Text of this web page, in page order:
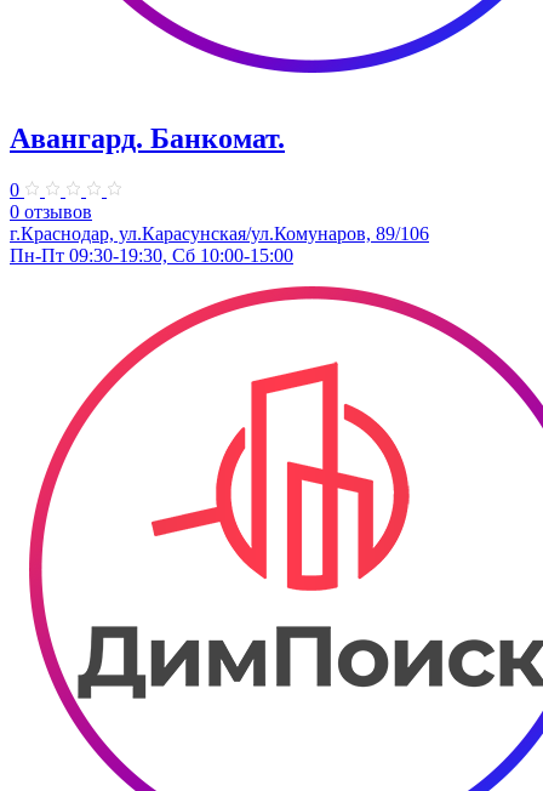
Авангард. Банкомат.
0
0 отзывов
г.Краснодар, ул.Карасунская/ул.Комунаров, 89/106
Пн-Пт 09:30-19:30, Сб 10:00-15:00